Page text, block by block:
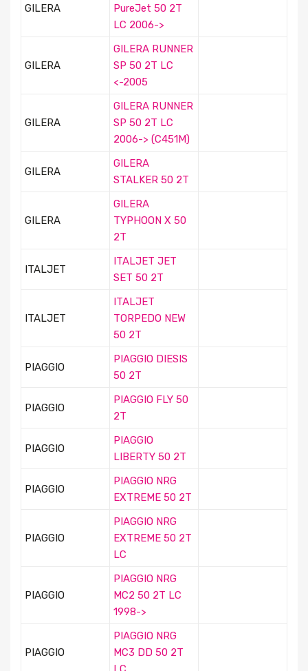
GILERA
PureJet 50 2T
LC 2006->
GILERA
GILERA RUNNER
SP 50 2T LC
<-2005
GILERA
GILERA RUNNER
SP 50 2T LC
2006-> (C451M)
GILERA
GILERA
STALKER 50 2T
GILERA
GILERA
TYPHOON X 50
2T
ITALJET
ITALJET JET
SET 50 2T
ITALJET
ITALJET
TORPEDO NEW
50 2T
PIAGGIO
PIAGGIO DIESIS
50 2T
PIAGGIO
PIAGGIO FLY 50
2T
PIAGGIO
PIAGGIO
LIBERTY 50 2T
PIAGGIO
PIAGGIO NRG
EXTREME 50 2T
PIAGGIO
PIAGGIO NRG
EXTREME 50 2T
LC
PIAGGIO
PIAGGIO NRG
MC2 50 2T LC
1998->
PIAGGIO
PIAGGIO NRG
MC3 DD 50 2T